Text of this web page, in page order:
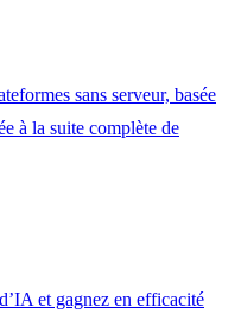
sans serveur, basée
à la suite complète de
et gagnez en efficacité